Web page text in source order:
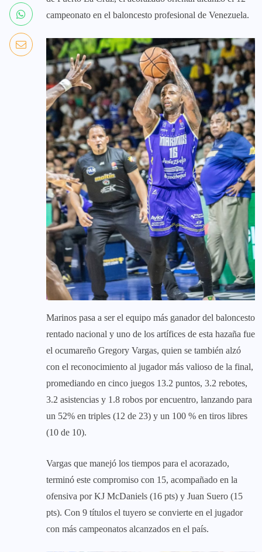
campeonato en el baloncesto profesional de Venezuela.
Marinos pasa a ser el equipo más ganador del baloncesto
rentado nacional y uno de los artífices de esta hazaña fue
el ocumareño Gregory Vargas, quien se también alzó
con el reconocimiento al jugador más valioso de la final,
promediando en cinco juegos 13.2 puntos, 3.2 rebotes,
3.2 asistencias y 1.8 robos por encuentro, lanzando para
un 52% en triples (12 de 23) y un 100 % en tiros libres
(10 de 10).
Vargas que manejó los tiempos para el acorazado,
terminó este compromiso con 15, acompañado en la
ofensiva por KJ McDaniels (16 pts) y Juan Suero (15
pts). Con 9 títulos el tuyero se convierte en el jugador
con más campeonatos alcanzados en el país.